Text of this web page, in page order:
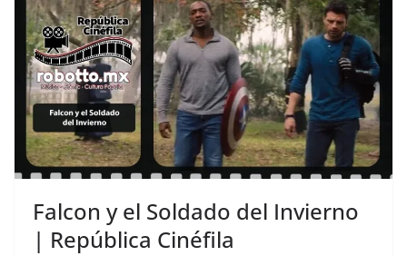
Falcon y el Soldado del Invierno
| República Cinéfila